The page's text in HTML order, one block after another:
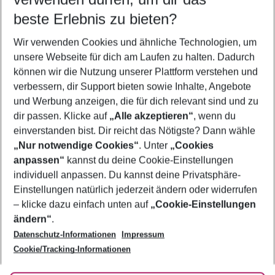
5-8 Nächte
2 Erwachsene Keine Kinder
Mehr Filter anzeigen
Footer
Footer navigation
Über uns
AGB
Bestpreisgarantie
Cookie-Einstellungen ändern
Cookie-Richtlinie
Agenturbetreuung
Barrierefreies Reisen
Folge uns
beste Erlebnis zu bieten?
Wir verwenden Cookies und ähnliche Technologien, um
unsere Webseite für dich am Laufen zu halten. Dadurch
können wir die Nutzung unserer Plattform verstehen und
verbessern, dir Support bieten sowie Inhalte, Angebote
und Werbung anzeigen, die für dich relevant sind und zu
dir passen. Klicke auf „Alle akzeptieren“, wenn du
einverstanden bist. Dir reicht das Nötigste? Dann wähle
„Nur notwendige Cookies“. Unter „Cookies
anpassen“ kannst du deine Cookie-Einstellungen
individuell anpassen. Du kannst deine Privatsphäre-
Einstellungen natürlich jederzeit ändern oder widerrufen
– klicke dazu einfach unten auf „Cookie-Einstellungen
ändern“.
Datenschutz-Informationen
Impressum
Cookie/Tracking-Informationen